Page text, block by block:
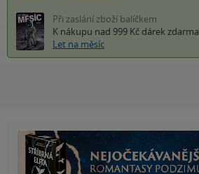
Při zaslání zboží balíčkem
K nákupu nad 999 Kč dárek zdarma
Let na měsíc